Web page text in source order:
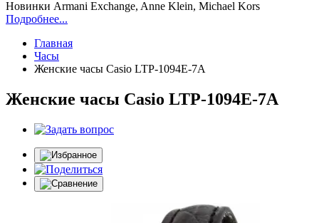
Новинки Armani Exchange, Anne Klein, Michael Kors
Подробнее...
Главная
Часы
Женские часы Casio LTP-1094E-7A
Женские часы Casio LTP-1094E-7A